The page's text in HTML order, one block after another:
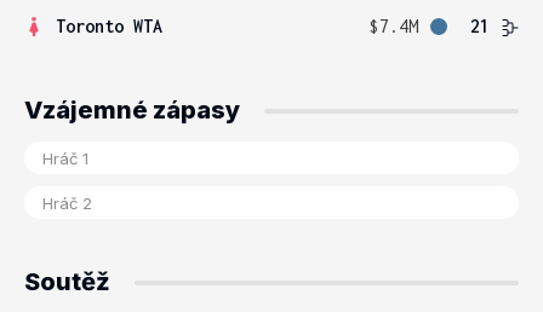
Toronto WTA
$7.4M 21
Vzájemné zápasy
Soutěž